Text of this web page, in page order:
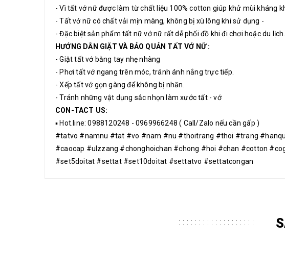
- Vì tất vớ nữ được làm từ chất liệu 100% cotton giúp khử mùi kháng
- Tất vớ nữ có chất vải mịn màng, không bị xù lông khi sử dụng -
- Đặc biệt sản phẩm tất nữ vớ nữ rất dễ phối đồ khi đi chơi hoặc du lịch.
HƯỚNG DẪN GIẶT VÀ BẢO QUẢN TẤT VỚ NỮ :
- Giặt tất vớ bằng tay nhẹ nhàng
- Phơi tất vớ ngang trên móc, tránh ánh nắng trực tiếp.
- Xếp tất vớ gọn gàng để không bị nhăn.
- Tránh những vật dụng sắc nhọn làm xước tất - vớ
CON-TACT US:
▪️ Hot.line: 0988120248 - 0969966248 ( Call/Zalo nếu cần gấp )
#tatvo #namnu #tat #vo #nam #nu #thoitrang #thoi #trang
#caocap #ulzzang #chonghoichan #chong #hoi #chan #cotton
#set5doitat #settat #set10doitat #settatvo #settatcongan